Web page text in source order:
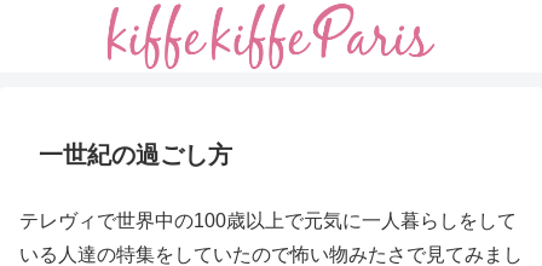
一世紀の過ごし方
テレヴィで世界中の100歳以上で元気に一人暮らしをして
いる人達の特集をしていたので怖い物みたさで見てみまし